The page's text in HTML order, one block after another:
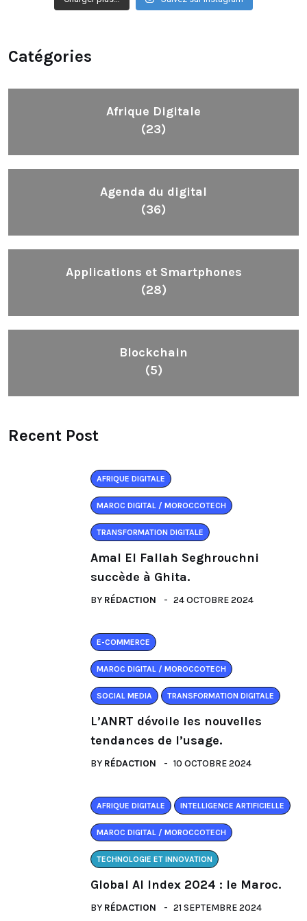
Catégories
Afrique Digitale
(23)
Agenda du digital
(36)
Applications et Smartphones
(28)
Blockchain
(5)
Recent Post
AFRIQUE DIGITALE
MAROC DIGITAL / MOROCCOTECH
TRANSFORMATION DIGITALE
Amal El Fallah Seghrouchni
succède à Ghita.
BY RÉDACTION 24 OCTOBRE 2024
E-COMMERCE
MAROC DIGITAL / MOROCCOTECH
SOCIAL MEDIA TRANSFORMATION DIGITALE
L’ANRT dévoile les nouvelles
tendances de l’usage.
BY RÉDACTION 10 OCTOBRE 2024
AFRIQUE DIGITALE INTELLIGENCE ARTIFICIELLE
MAROC DIGITAL / MOROCCOTECH
TECHNOLOGIE ET INNOVATION
Global AI Index 2024 : le Maroc.
BY RÉDACTION 21 SEPTEMBRE 2024